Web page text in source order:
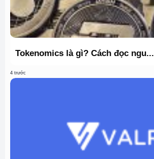
Tokenomics là gì? Cách đọc ngu...
4 trước